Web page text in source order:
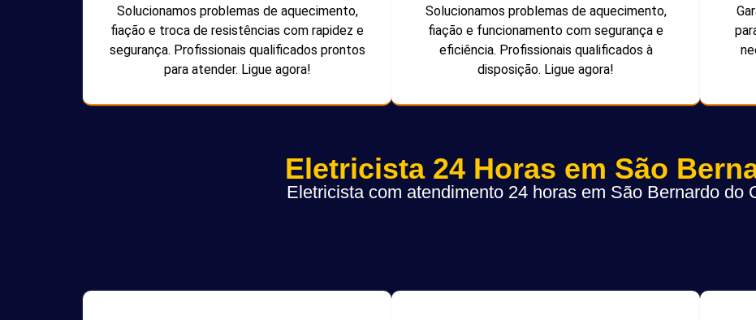
Solucionamos problemas de aquecimento,
fiação e troca de resistências com rapidez e
segurança. Profissionais qualificados prontos
para atender. Ligue agora!
Solucionamos problemas de aquecimento,
fiação e funcionamento com segurança e
eficiência. Profissionais qualificados à
disposição. Ligue agora!
Eletricista 24 Horas em São
Eletricista com atendimento 24 horas em São Bernardo do